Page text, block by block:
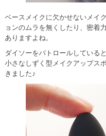
ベースメイクに欠かせないメイ
ョンのムラを無くしたり、密着
ありますよね。
ダイソーをパトロールしている
小さなしずく型メイクアップス
きました♪